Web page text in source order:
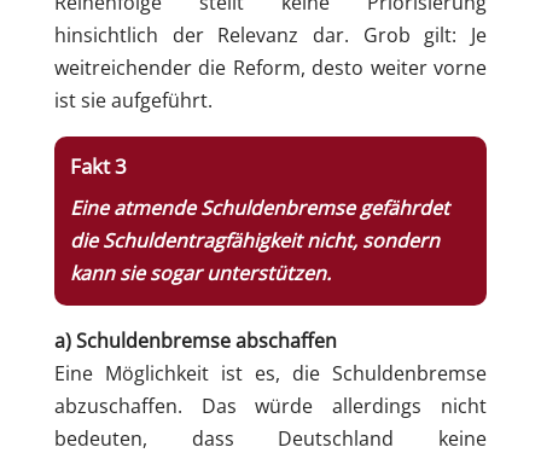
hinsichtlich der Relevanz dar. Grob gilt: Je
weitreichender die Reform, desto weiter vorne
ist sie aufgeführt.
Fakt 3
Eine atmende Schuldenbremse gefährdet
die Schuldentragfähigkeit nicht, sondern
kann sie sogar unterstützen.
a) Schuldenbremse abschaffen
Eine Möglichkeit ist es, die Schuldenbremse
abzuschaffen. Das würde allerdings nicht
bedeuten, dass Deutschland keine